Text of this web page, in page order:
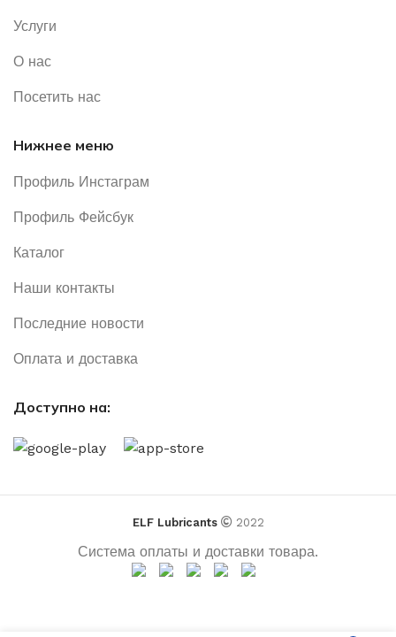
Услуги
О нас
Посетить нас
Нижнее меню
Профиль Инстаграм
Профиль Фейсбук
Каталог
Наши контакты
Последние новости
Оплата и доставка
Доступно на:
ELF Lubricants 2022
Система оплаты и доставки товара.